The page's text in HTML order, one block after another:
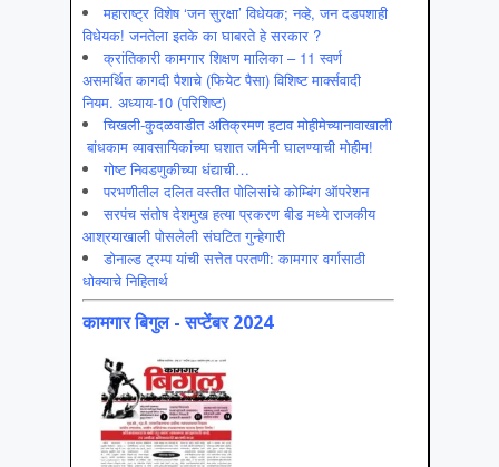
महाराष्ट्र विशेष ‘जन सुरक्षा’ विधेयक; नव्हे, जन दडपशाही
विधेयक! जनतेला इतके का घाबरते हे सरकार ?
क्रांतिकारी कामगार शिक्षण मालिका – 11 स्वर्ण
असमर्थित कागदी पैशाचे (फियेट पैसा) विशिष्ट मार्क्सवादी
नियम. अध्याय-10 (परिशिष्ट)
चिखली-कुदळवाडीत अतिक्रमण हटाव मोहीमेच्यानावाखाली
बांधकाम व्यावसायिकांच्या घशात जमिनी घालण्याची मोहीम!
गोष्ट निवडणुकीच्या धंद्याची…
परभणीतील दलित वस्तीत पोलिसांचे कोम्बिंग ऑपरेशन
सरपंच संतोष देशमुख हत्या प्रकरण बीड मध्ये राजकीय
आश्रयाखाली पोसलेली संघटित गुन्हेगारी
डोनाल्ड ट्रम्प यांची सत्तेत परतणी: कामगार वर्गासाठी
धोक्याचे निहितार्थ
कामगार बिगुल - सप्टेंबर 2024